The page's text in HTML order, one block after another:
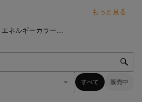
もっと見る
すべて 販売中